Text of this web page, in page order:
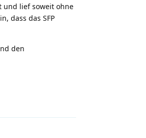
und lief soweit ohne
dass das SFP
den